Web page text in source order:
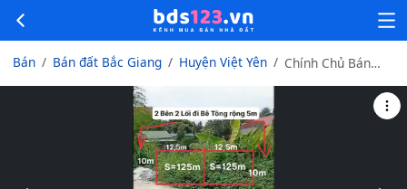
Bán Bán đất Bắc Giang Huyện Việt Yên
Chính Chủ Bán
10m.Đất SĐCC tại
Hạ Lát Tiên Sơn